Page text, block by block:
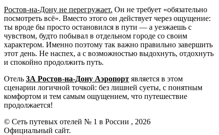
Ростов-на-Дону не перегружает. Он не требует «обязательно
посмотреть всё». Вместо этого он действует через ощущение:
ты вроде бы просто остановился в пути — а уезжаешь с
чувством, будто побывал в отдельном городе со своим
характером. Именно поэтому так важно правильно завершить
этот день. Не наспех, а с возможностью выдохнуть, отдохнуть
и спокойно продолжить путь.
Отель 3А Ростов-на-Дону Аэропорт является в этом
сценарии логичной точкой: без лишней суеты, с понятным
комфортом и тем самым ощущением, что путешествие
продолжается!
© Сеть путевых отелей № 1 в России , 2026
Официальный сайт.